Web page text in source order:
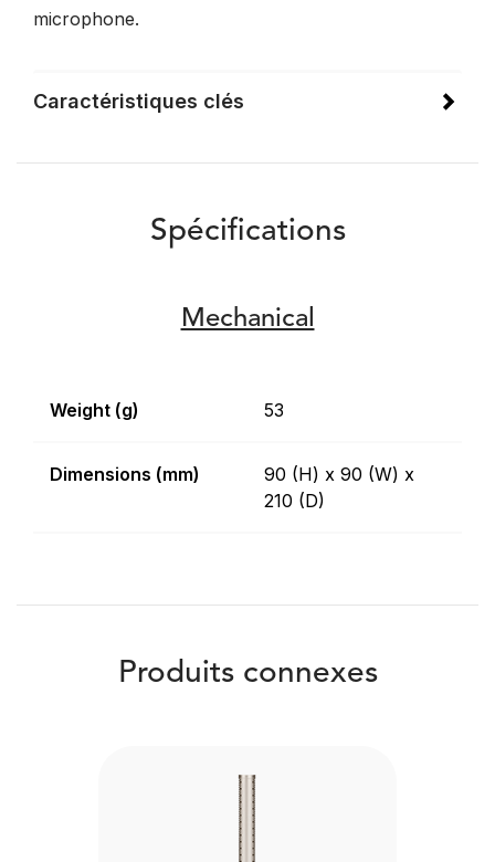
microphone.
Caractéristiques clés
Spécifications
Mechanical
Weight (g) 53
Dimensions (mm)
90 (H) x 90 (W) x
210 (D)
Produits connexes